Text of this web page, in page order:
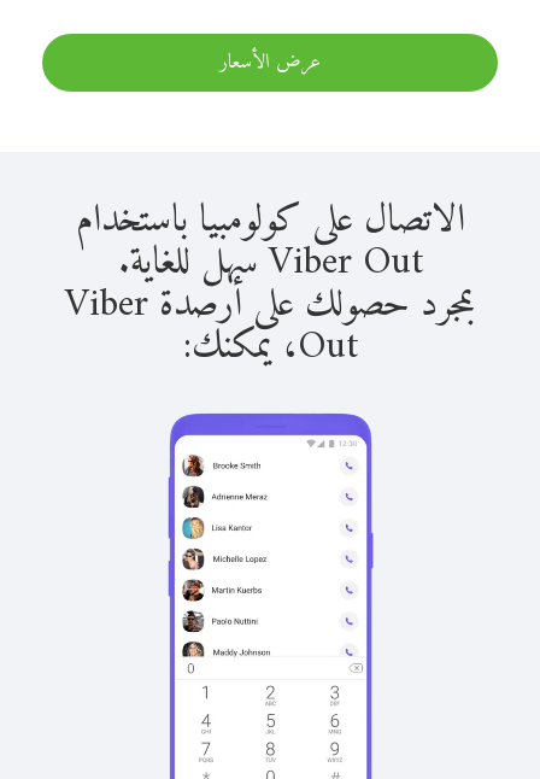
عرض الأسعار
الاتصال على كولومبيا باستخدام
Viber Out سهل للغاية.
بمجرد حصولك على أرصدة Viber
Out، يمكنك: